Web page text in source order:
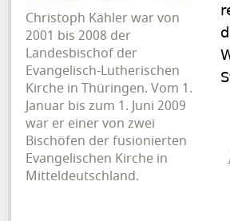
Christoph Kähler war von
2001 bis 2008 der
Landesbischof der
Evangelisch-Lutherischen
Kirche in Thüringen. Vom 1.
Januar bis zum 1. Juni 2009
war er einer von zwei
Bischöfen der fusionierten
Evangelischen Kirche in
Mitteldeutschland.